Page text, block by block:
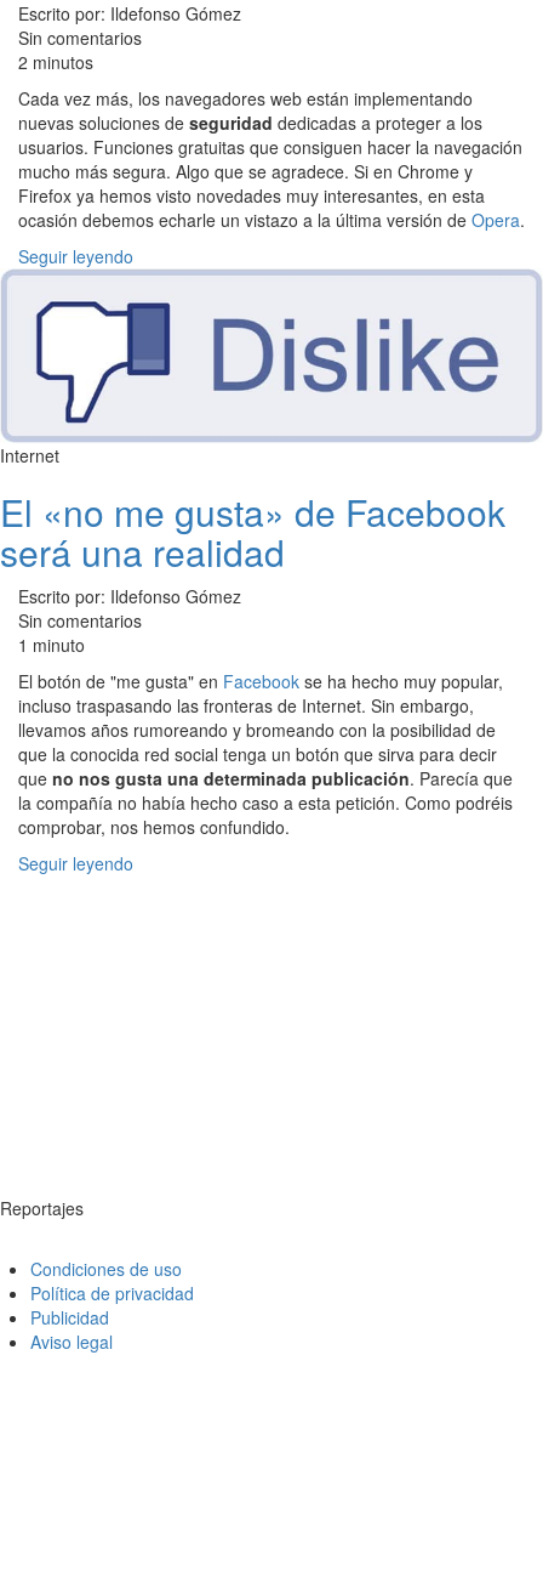
Escrito por: Ildefonso Gómez
Sin comentarios
2 minutos
Cada vez más, los navegadores web están implementando
nuevas soluciones de seguridad dedicadas a proteger a los
usuarios. Funciones gratuitas que consiguen hacer la navegación
mucho más segura. Algo que se agradece. Si en Chrome y
Firefox ya hemos visto novedades muy interesantes, en esta
ocasión debemos echarle un vistazo a la última versión de Opera.
Seguir leyendo
Internet
El «no me gusta» de Facebook
será una realidad
Escrito por: Ildefonso Gómez
Sin comentarios
1 minuto
El botón de "me gusta" en Facebook se ha hecho muy popular,
incluso traspasando las fronteras de Internet. Sin embargo,
llevamos años rumoreando y bromeando con la posibilidad de
que la conocida red social tenga un botón que sirva para decir
que no nos gusta una determinada publicación. Parecía que
la compañía no había hecho caso a esta petición. Como podréis
comprobar, nos hemos confundido.
Seguir leyendo
Reportajes
Condiciones de uso
Política de privacidad
Publicidad
Aviso legal